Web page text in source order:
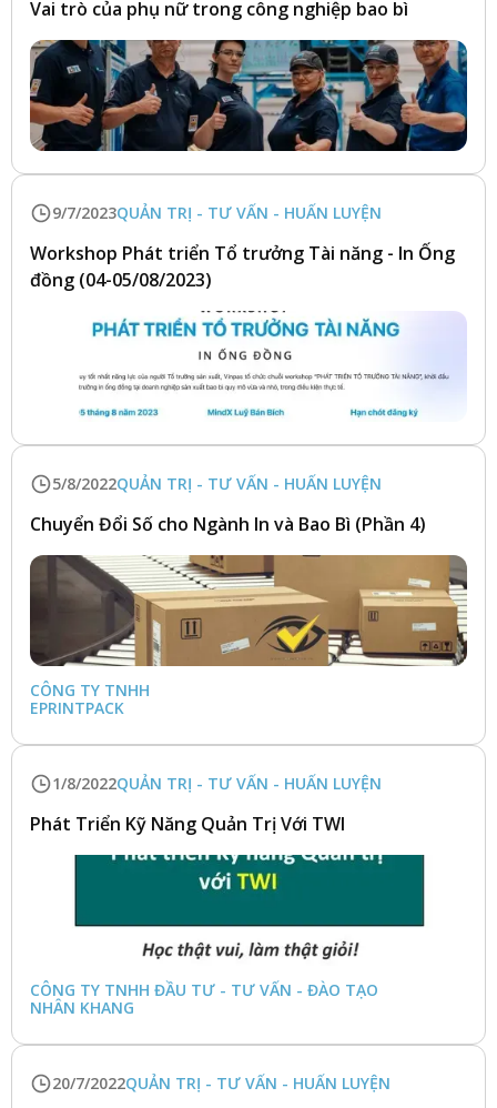
Vai trò của phụ nữ trong công nghiệp bao bì
9/7/2023QUẢN TRỊ - TƯ VẤN - HUẤN LUYỆN
Workshop Phát triển Tổ trưởng Tài năng - In Ống
đồng (04-05/08/2023)
5/8/2022QUẢN TRỊ - TƯ VẤN - HUẤN LUYỆN
Chuyển Đổi Số cho Ngành In và Bao Bì (Phần 4)
CÔNG TY TNHH
EPRINTPACK
1/8/2022QUẢN TRỊ - TƯ VẤN - HUẤN LUYỆN
Phát Triển Kỹ Năng Quản Trị Với TWI
CÔNG TY TNHH ĐẦU TƯ - TƯ VẤN - ĐÀO TẠO
NHÂN KHANG
20/7/2022QUẢN TRỊ - TƯ VẤN - HUẤN LUYỆN